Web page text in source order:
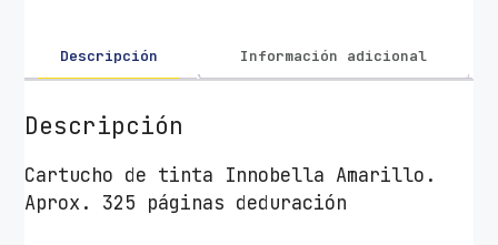
Descripción Información adicional
Descripción
Cartucho de tinta Innobella Amarillo.
Aprox. 325 páginas deduración